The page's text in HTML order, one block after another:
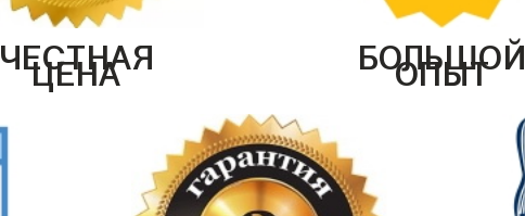
ЧЕСТНАЯ
ЦЕНА БОЛЬШОЙ
ОПЫТ